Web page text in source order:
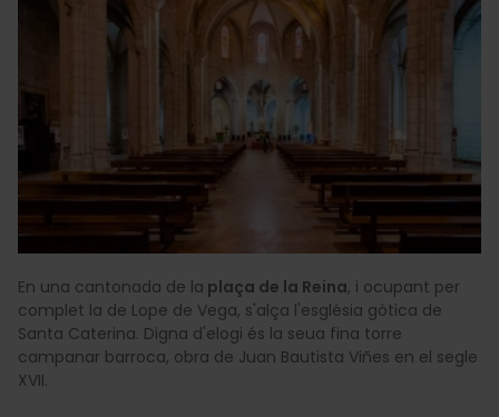
En una cantonada de la plaça de la Reina, i ocupant per
complet la de Lope de Vega, s'alça l'església gòtica de
Santa Caterina. Digna d'elogi és la seua fina torre
campanar barroca, obra de Juan Bautista Viñes en el segle
XVII.